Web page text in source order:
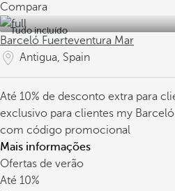
Compara
Tudo incluído
Barceló Fuerteventura Mar
Antigua, Spain
Até 10% de desconto extra para
exclusivo para clientes my Barceló
com código promocional
Mais informações
Ofertas de verão
Até 10%